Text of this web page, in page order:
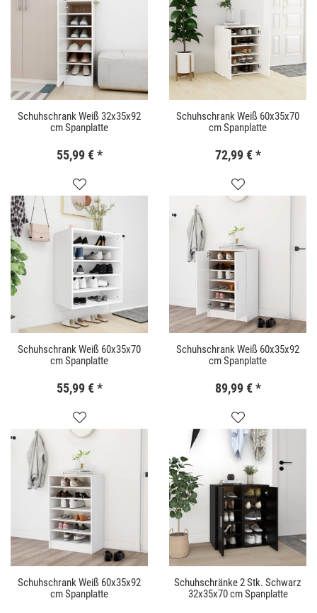
Schuhschrank Weiß 32x35x92
cm Spanplatte
55,99 € *
Schuhschrank Weiß 60x35x70
cm Spanplatte
72,99 € *
Schuhschrank Weiß 60x35x70
cm Spanplatte
55,99 € *
Schuhschrank Weiß 60x35x92
cm Spanplatte
89,99 € *
Schuhschrank Weiß 60x35x92
cm Spanplatte
Schuhschränke 2 Stk. Schwarz
32x35x70 cm Spanplatte